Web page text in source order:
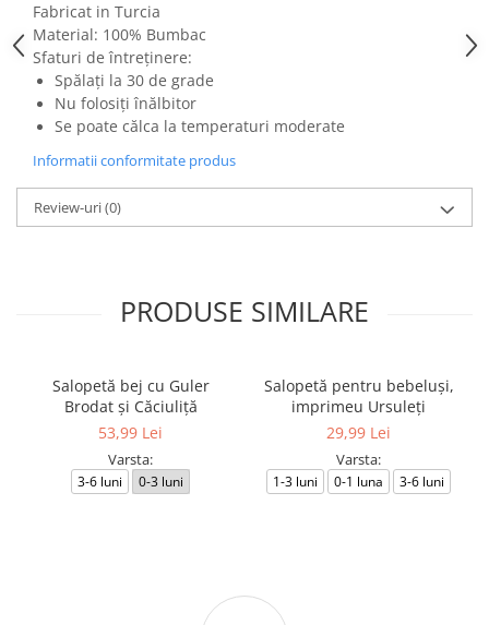
Fabricat in Turcia
Material: 100% Bumbac
Sfaturi de întreținere:
Spălați la 30 de grade
Nu folosiți înălbitor
Se poate călca la temperaturi moderate
Informatii conformitate produs
Review-uri(0)
PRODUSE SIMILARE
Salopetă bej cu Guler
Brodat și Căciuliță
53,99 Lei
Varsta:
3-6 luni 0-3 luni
Salopetă pentru bebeluși,
imprimeu Ursuleți
29,99 Lei
Varsta:
1-3 luni 0-1 luna 3-6 luni